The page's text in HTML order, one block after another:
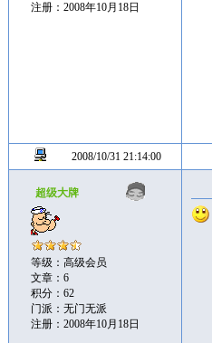
注册：2008年10月18日
2008/10/31 21:14:00
超级大牌
等级：高级会员
文章：6
积分：62
门派：无门无派
注册：2008年10月18日